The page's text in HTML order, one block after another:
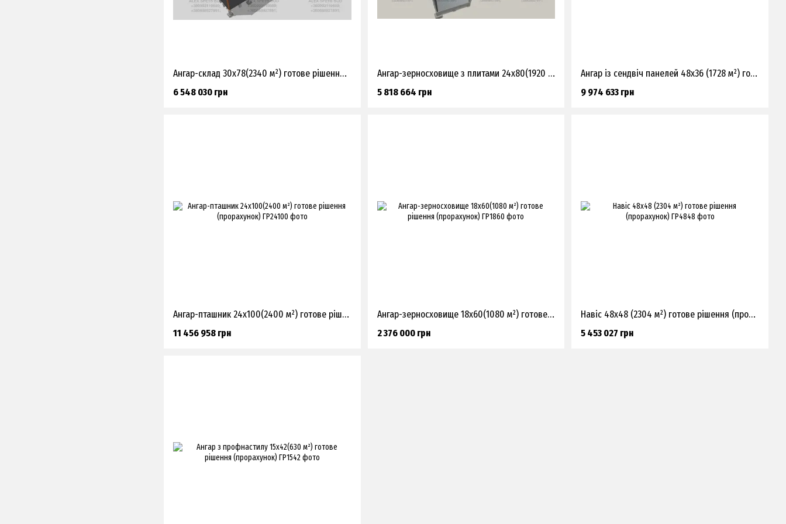
Ангар-склад 30х78(2340 м²) готове рішення (прорахунок)
6 548 030 грн
Ангар-зерносховище з плитами 24х80(1920 м²) готове рішення (прорахунок)
5 818 664 грн
Ангар із сендвіч панелей 48х36 (1728 м²) готове рішення (прорахунок)
9 974 633 грн
Ангар-пташник 24х100(2400 м²) готове рішення (прорахунок)
11 456 958 грн
Ангар-зерносховище 18х60(1080 м²) готове рішення (прорахунок)
2 376 000 грн
Навіс 48х48 (2304 м²) готове рішення (прорахунок)
5 453 027 грн